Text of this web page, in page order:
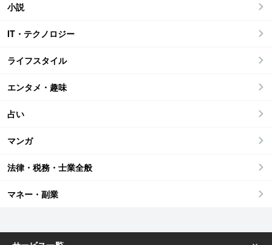
小説
IT・テクノロジー
ライフスタイル
エンタメ・趣味
占い
マンガ
法律・税務・士業全般
マネー・副業